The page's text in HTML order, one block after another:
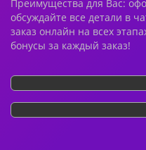
Преимущества для Вас:
обсуждайте все детали в
заказ онлайн на всех
бонусы за каждый заказ!